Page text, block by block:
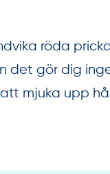
röda
det gör dig
mjuka upp